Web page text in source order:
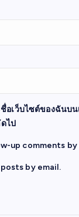
อเว็บไซต์ของฉันบน
ไป
up comments by
by email.